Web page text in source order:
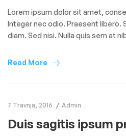
Lorem ipsum dolor sit amet,
Integer nec odio. Praesent libero.
diam. Sed nisi. Nulla quis sem at
augue semper porta. Mauris
Read More
7 Travnja, 2016 Admin
Duis sagitis ipsum